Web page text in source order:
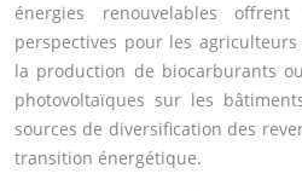
énergies renouvelables
perspectives pour les
la production de biocarburants
photovoltaïques sur les
sources de diversification des
transition énergétique.